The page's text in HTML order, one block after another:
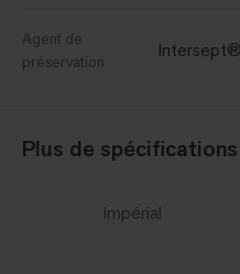
Agent de
préservation
Intersept®
Plus de
Impérial